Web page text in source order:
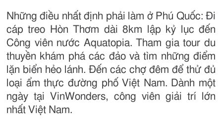
Những điều nhất định phải làm ở Phú Quốc: Đi
cáp treo Hòn Thơm dài 8km lập kỷ lục đến
Công viên nước Aquatopia. Tham gia tour du
thuyền khám phá các đảo và tìm những điểm
lặn biển hẻo lánh. Đến các chợ đêm để thử đủ
loại ẩm thực đường phố Việt Nam. Dành một
ngày tại VinWonders, công viên giải trí lớn
nhất Việt Nam.